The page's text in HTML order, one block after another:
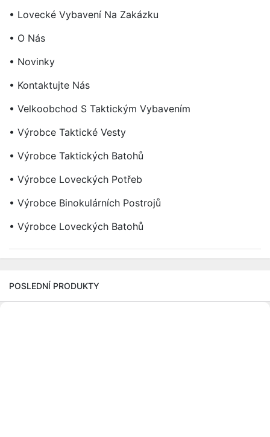
• Lovecké Vybavení Na Zakázku
• O Nás
• Novinky
• Kontaktujte Nás
• Velkoobchod S Taktickým Vybavením
• Výrobce Taktické Vesty
• Výrobce Taktických Batohů
• Výrobce Loveckých Potřeb
• Výrobce Binokulárních Postrojů
• Výrobce Loveckých Batohů
POSLEDNÍ PRODUKTY